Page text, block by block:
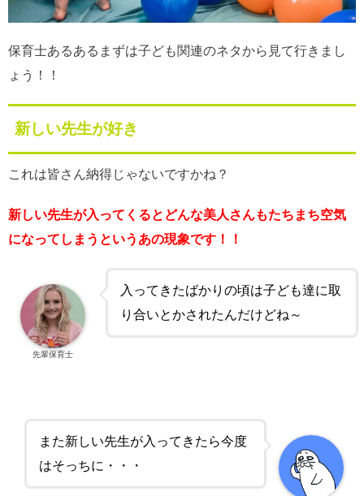
保育士あるあるまずは子ども関連のネタから見て行きまし
ょう！！
新しい先生が好き
これは皆さん納得じゃないですかね？
新しい先生が入ってくるとどんな美人さんもたちまち空気
になってしまうというあの現象です！！
入ってきたばかりの頃は子ども達に取
り合いとかされたんだけどね～
先輩保育士
また新しい先生が入ってきたら今度
はそっちに・・・